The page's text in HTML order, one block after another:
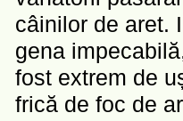
câinilor de aret.
gena
fost extrem de
frică de foc de